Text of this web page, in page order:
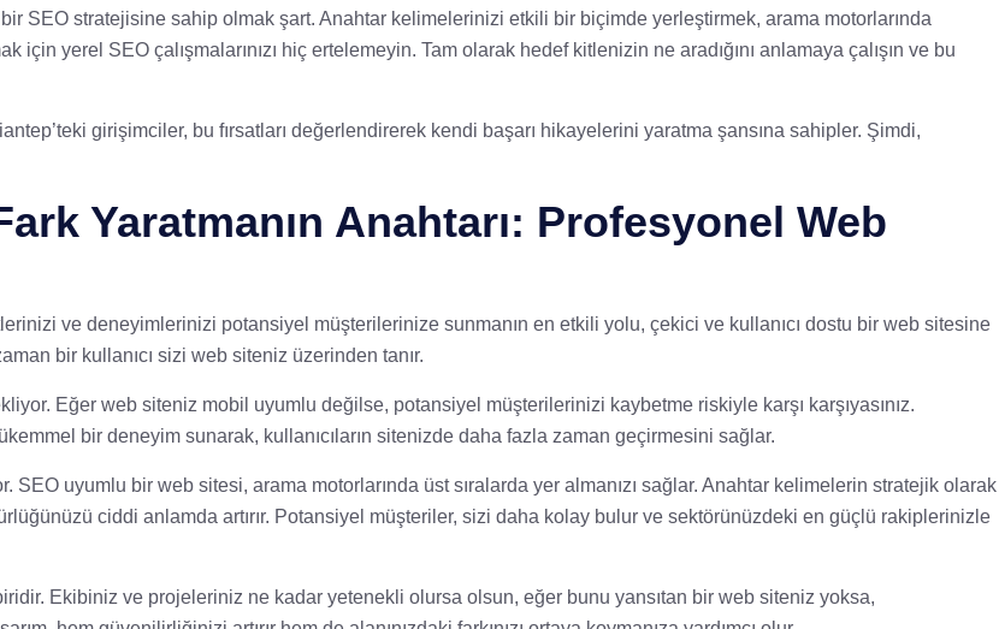
bir SEO stratejisine sahip olmak şart. Anahtar kelimelerinizi etkili bir biçimde yerleştirmek, arama motorlarında
yerel SEO çalışmalarınızı hiç ertelemeyin. Tam olarak hedef kitlenizin ne aradığını anlamaya çalışın ve bu
girişimciler, bu fırsatları değerlendirerek kendi başarı hikayelerini yaratma şansına sahipler. Şimdi,
Yaratmanın Anahtarı: Profesyonel Web
ve deneyimlerinizi potansiyel müşterilerinize sunmanın en etkili yolu, çekici ve kullanıcı dostu bir web sitesine
bir kullanıcı sizi web siteniz üzerinden tanır.
Eğer web siteniz mobil uyumlu değilse, potansiyel müşterilerinizi kaybetme riskiyle karşı karşıyasınız.
bir deneyim sunarak, kullanıcıların sitenizde daha fazla zaman geçirmesini sağlar.
SEO uyumlu bir web sitesi, arama motorlarında üst sıralarda yer almanızı sağlar. Anahtar kelimelerin stratejik olarak
ciddi anlamda artırır. Potansiyel müşteriler, sizi daha kolay bulur ve sektörünüzdeki en güçlü rakiplerinizle
Ekibiniz ve projeleriniz ne kadar yetenekli olursa olsun, eğer bunu yansıtan bir web siteniz yoksa,